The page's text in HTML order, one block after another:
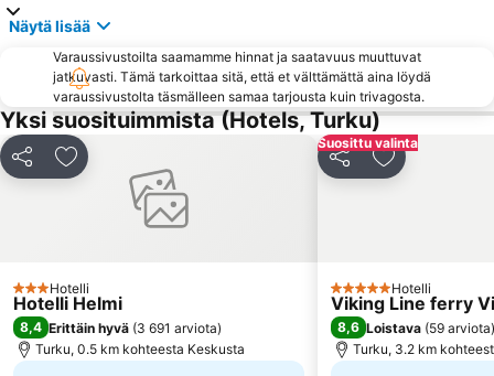
Näytä lisää
Varaussivustoilta saamamme hinnat ja saatavuus muuttuvat
jatkuvasti. Tämä tarkoittaa sitä, että et välttämättä aina löydä
varaussivustolta täsmälleen samaa tarjousta kuin trivagosta.
Yksi suosituimmista (Hotels, Turku)
Jaa Lisää suosikkeihin
3 Tähtiluokitus
Hotelli
Hotelli Helmi
8,4 Erittäin hyvä (3 691 arviota)
Turku, 0.5 km kohteesta Keskusta
Suosittu valinta
Jaa Lisää
5 Tähtiluokitus
Hotelli
Viking Line ferry
8,6 Loistava (59 arviota)
Turku, 3.2 km